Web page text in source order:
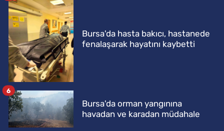
Bursa'da hasta bakıcı, hastanede
fenalaşarak hayatını kaybetti
Bursa'da orman yangınına
havadan ve karadan müdahale
6